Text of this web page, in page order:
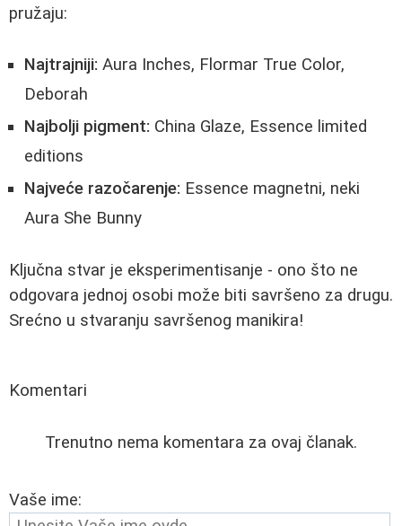
pružaju:
Najtrajniji: Aura Inches, Flormar True Color,
Deborah
Najbolji pigment: China Glaze, Essence limited
editions
Najveće razočarenje: Essence magnetni, neki
Aura She Bunny
Ključna stvar je eksperimentisanje - ono što ne
odgovara jednoj osobi može biti savršeno za drugu.
Srećno u stvaranju savršenog manikira!
Komentari
Trenutno nema komentara za ovaj članak.
Vaše ime: